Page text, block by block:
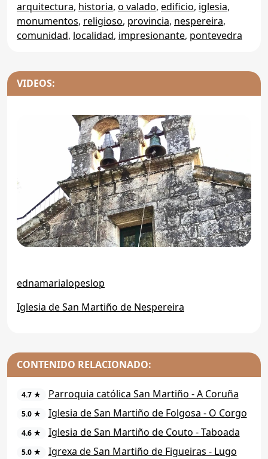
arquitectura, historia, o valado, edificio, iglesia,
monumentos, religioso, provincia, nespereira,
comunidad, localidad, impresionante, pontevedra
VIDEOS:
ednamarialopeslop
Iglesia de San Martiño de Nespereira
CONTENIDO RELACIONADO:
4.7 ★ Parroquia católica San Martiño - A Coruña
5.0 ★ Iglesia de San Martiño de Folgosa - O Corgo
4.6 ★ Iglesia de San Martiño de Couto - Taboada
5.0 ★ Igrexa de San Martiño de Figueiras - Lugo